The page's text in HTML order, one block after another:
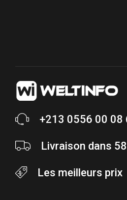
+213 0556 00 08
Livraison dans
Les meilleurs prix